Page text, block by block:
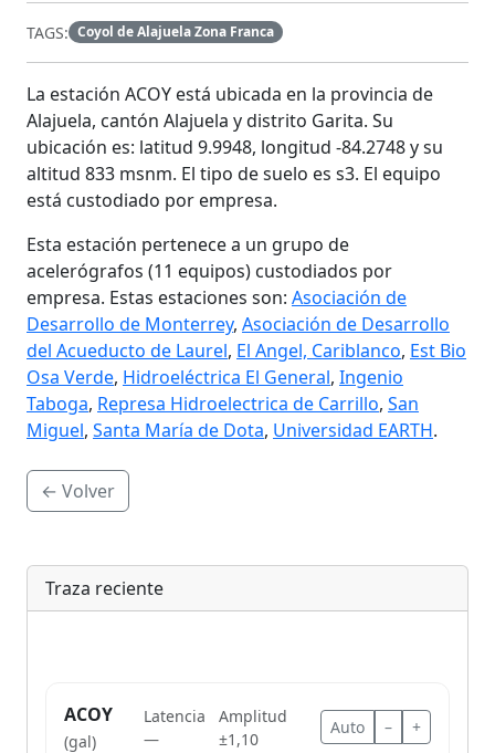
TAGS: Coyol de Alajuela Zona Franca
La estación ACOY está ubicada en la provincia de
Alajuela, cantón Alajuela y distrito Garita. Su
ubicación es: latitud 9.9948, longitud -84.2748 y su
altitud 833 msnm. El tipo de suelo es s3. El equipo
está custodiado por empresa.
Esta estación pertenece a un grupo de
acelerógrafos (11 equipos) custodiados por
empresa. Estas estaciones son: Asociación de
Desarrollo de Monterrey, Asociación de Desarrollo
del Acueducto de Laurel, El Angel, Cariblanco, Est Bio
Osa Verde, Hidroeléctrica El General, Ingenio
Taboga, Represa Hidroelectrica de Carrillo, San
Miguel, Santa María de Dota, Universidad EARTH.
← Volver
Traza reciente
ACOY
(gal)
Latencia
—
Amplitud
±1,10
Auto – +